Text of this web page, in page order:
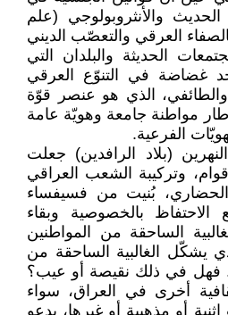
الحديث والأنثروبولوجي (علم
العرقي والتعصّب الديني
الحديثة والبلدان التي
غضاضة في التنوّع العرقي
والطائفي، الذي هو عنصر قوّة
مواطنة جامعة وهويّة عامة
الفرعية.
(بلاد الرافدين) جعلت
وتركيبة الشعب العراقي
الحضاري، بُنيت من فسيفساء
بالخصوصية وبقاء
الساحقة من المواطنين
يشكّل الغالبية الساحقة من
فهل في ذلك نقيصة أو عيب؟
أخرى في العراق، سواء
أو مذهبية أو غيرها، يدعو